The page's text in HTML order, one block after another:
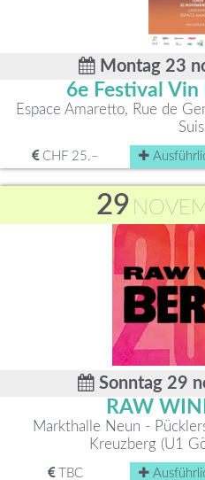
Montag 23
6e Festival Vin
Espace Amaretto, Rue de
CHF 25.–
29
Sonntag 29
RAW
Markthalle Neun -
Kreuzberg (U1
TBC